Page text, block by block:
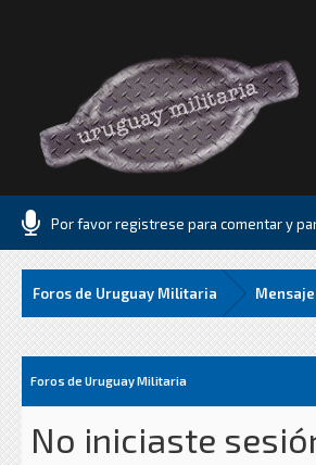
Por favor registrese para comentar y
Foros de Uruguay Militaria
Foros de Uruguay Militaria
No iniciaste